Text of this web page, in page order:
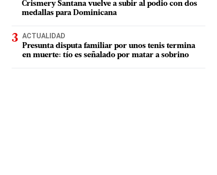
Crismery Santana vuelve a subir al podio con dos
medallas para Dominicana
ACTUALIDAD
Presunta disputa familiar por unos tenis termina
en muerte: tío es señalado por matar a sobrino